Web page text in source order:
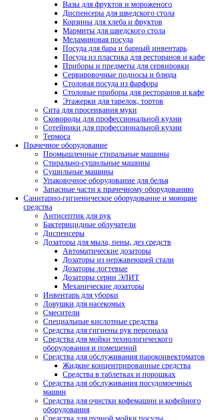
Вазы для фруктов и мороженого
Диспенсеры для шведского стола
Корзины для хлеба и фруктов
Мармиты для шведского стола
Меламиновая посуда
Посуда для бара и барный инвентарь
Посуда из пластика для ресторанов и кафе
Приборы и предметы для сервировки
Сервировочные подносы и блюда
Столовая посуда из фарфора
Столовые приборы для ресторанов и кафе
Этажерки для тарелок, тортов
Сита для просеивания муки
Сковороды для профессиональной кухни
Сотейники для профессиональной кухни
Термоса
Прачечное оборудование
Промышленные стиральные машины
Стирально-сушильные машины
Сушильные машины
Упаковочное оборудование для белья
Запасные части к прачечному оборудованию
Санитарно-гигиеническое оборудование и моющие
средства
Антисептик для рук
Бактерицидные облучатели
Диспенсеры
Дозаторы для мыла, пены, дез средств
Автоматические дозаторы
Дозаторы из нержавеющей стали
Дозаторы логтевые
Дозаторы серии ЭЛИТ
Механические дозаторы
Инвентарь для уборки
Ловушки для насекомых
Смесители
Специальные кислотные средства
Средства для гигиены рук персонала
Средства для мойки технологического
оборудования и помещений
Средства для обслуживания пароконвектоматов
Жидкие концентрированные средства
Средства в таблетках и порошках
Средства для обслуживания посудомоечных
машин
Средства для очистки кофемашин и кофейного
оборудования
Средства для ручной мойки посуды